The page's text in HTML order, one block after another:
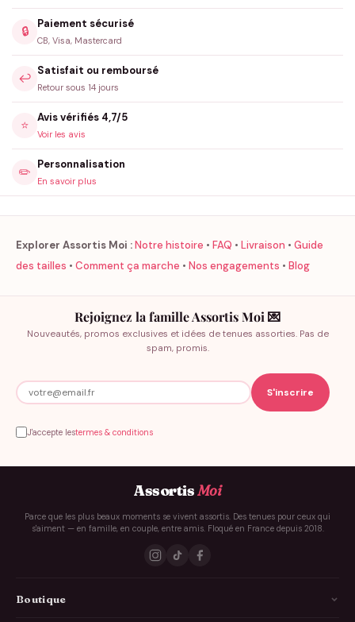
🔒
Paiement sécurisé
CB, Visa, Mastercard
↩️
Satisfait ou remboursé
Retour sous 14 jours
⭐
Avis vérifiés 4,7/5
Voir les avis
✏️
Personnalisation
En savoir plus
Explorer Assortis Moi :Notre histoire • FAQ • Livraison • Guide
des tailles • Comment ça marche • Nos engagements • Blog
Rejoignez la famille Assortis Moi 💌
Nouveautés, promos exclusives et idées de tenues assorties. Pas de
spam, promis.
J'accepte lestermes & conditions
AssortisMoi
Parce que les plus beaux moments se vivent assortis. Des tenues pour ceux qui
s'aiment — en famille, en couple, entre amis. Floqué en France depuis 2018.
Boutique